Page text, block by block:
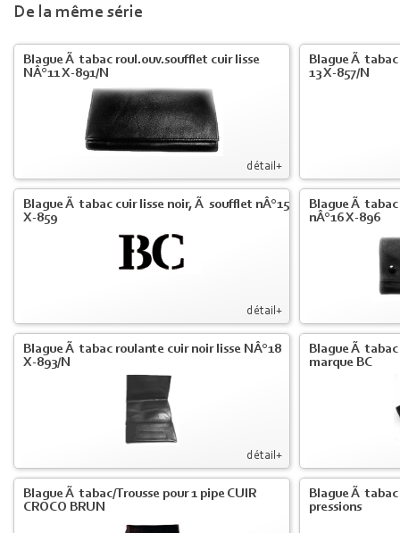
De la même série
détail+
Blague Ã tabac roul.ouv.soufflet cuir lisse
NÂ°11 X-891/N
Blague Ã
13 X-857/N
détail+
Blague Ã tabac cuir lisse noir, Ã soufflet nÂ°15
X-859
Blague Ã
nÂ°16 X-896
détail+
Blague Ã tabac roulante cuir noir lisse NÂ°18
X-893/N
Blague Ã
marque BC
Blague Ã tabac/Trousse pour 1 pipe CUIR
CROCO BRUN
Blague Ã
pressions